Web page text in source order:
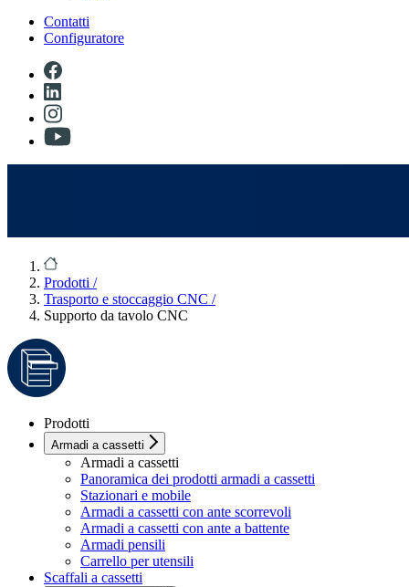
Contatti
Configuratore
Prodotti /
Trasporto e stoccaggio CNC /
Supporto da tavolo CNC
Prodotti
Armadi a cassetti
Armadi a cassetti
Panoramica dei prodotti armadi a cassetti
Stazionari e mobile
Armadi a cassetti con ante scorrevoli
Armadi a cassetti con ante a battente
Armadi pensili
Carrello per utensili
Scaffali a cassetti